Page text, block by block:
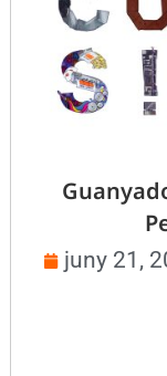
juny 21,